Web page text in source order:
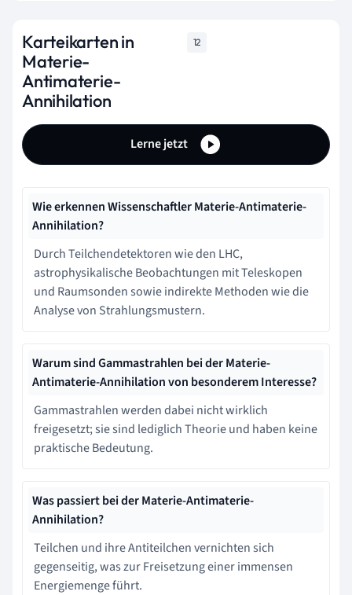
Karteikarten in
Materie-
Antimaterie-
Annihilation
12
Lerne jetzt
Wie erkennen Wissenschaftler Materie-Antimaterie-
Annihilation?
Durch Teilchendetektoren wie den LHC,
astrophysikalische Beobachtungen mit Teleskopen
und Raumsonden sowie indirekte Methoden wie die
Analyse von Strahlungsmustern.
Warum sind Gammastrahlen bei der Materie-
Antimaterie-Annihilation von besonderem Interesse?
Gammastrahlen werden dabei nicht wirklich
freigesetzt; sie sind lediglich Theorie und haben keine
praktische Bedeutung.
Was passiert bei der Materie-Antimaterie-
Annihilation?
Teilchen und ihre Antiteilchen vernichten sich
gegenseitig, was zur Freisetzung einer immensen
Energiemenge führt.